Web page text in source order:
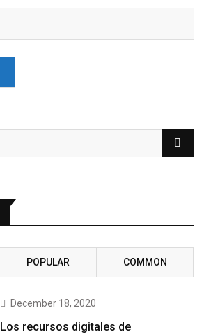
POPULAR COMMON
December 18, 2020
Los recursos digitales de